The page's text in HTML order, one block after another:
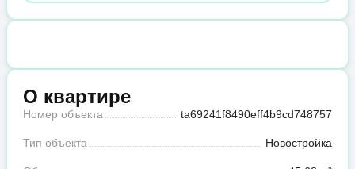
О квартире
Номер объекта ta69241f8490eff4b9cd748757
Тип объекта Новостройка